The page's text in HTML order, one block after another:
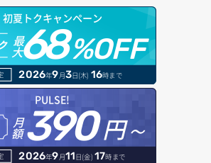
ルール一覧取得
ルール作成
ルール削除
ルール詳細取得
一覧取得
ド
ン管理
初夏トクキャンペーン
最
大68%OFF
2026年9月3日(木) 16時まで
PULSE!
月
額390円～
2026年9月11日(金) 17時まで